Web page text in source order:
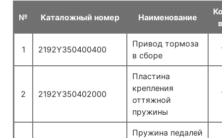
№ Каталожный номер Наименование
1 2192Y350400400
Привод тормоза
в сборе
2 2192Y350402000
Пластина
крепления
оттяжной
пружины
Пружина педалей